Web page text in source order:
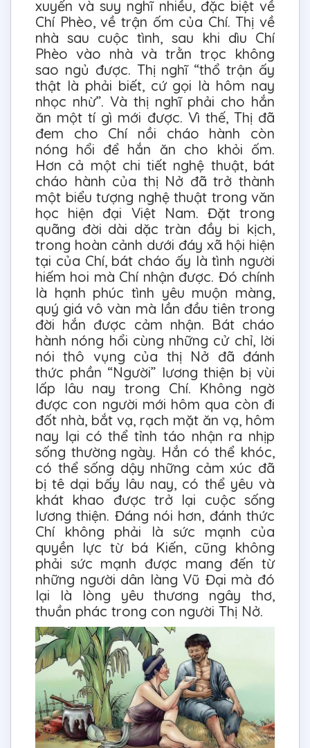
xuyến và suy nghĩ nhiều, đặc biệt về
Chí Phèo, về trận ốm của Chí. Thị về
nhà sau cuộc tình, sau khi dìu Chí
Phèo vào nhà và trằn trọc không
sao ngủ được. Thị nghĩ “thổ trận ấy
thật là phải biết, cứ gọi là hôm nay
nhọc nhừ”. Và thị nghĩ phải cho hắn
ăn một tí gì mới được. Vì thế, Thị đã
đem cho Chí nồi cháo hành còn
nóng hổi để hắn ăn cho khỏi ốm.
Hơn cả một chi tiết nghệ thuật, bát
cháo hành của thị Nở đã trở thành
một biểu tượng nghệ thuật trong văn
học hiện đại Việt Nam. Đặt trong
quãng đời dài dặc tràn đầy bi kịch,
trong hoàn cảnh dưới đáy xã hội hiện
tại của Chí, bát cháo ấy là tình người
hiếm hoi mà Chí nhận được. Đó chính
là hạnh phúc tình yêu muộn màng,
quý giá vô vàn mà lần đầu tiên trong
đời hắn được cảm nhận. Bát cháo
hành nóng hổi cùng những cử chỉ, lời
nói thô vụng của thị Nở đã đánh
thức phần “Người” lương thiện bị vùi
lấp lâu nay trong Chí. Không ngờ
được con người mới hôm qua còn đi
đốt nhà, bắt vạ, rạch mặt ăn vạ, hôm
nay lại có thể tỉnh táo nhận ra nhịp
sống thường ngày. Hắn có thể khóc,
có thể sống dậy những cảm xúc đã
bị tê dại bấy lâu nay, có thể yêu và
khát khao được trở lại cuộc sống
lương thiện. Đáng nói hơn, đánh thức
Chí không phải là sức mạnh của
quyền lực từ bá Kiến, cũng không
phải sức mạnh được mang đến từ
những người dân làng Vũ Đại mà đó
lại là lòng yêu thương ngây thơ,
thuần phác trong con người Thị Nở.